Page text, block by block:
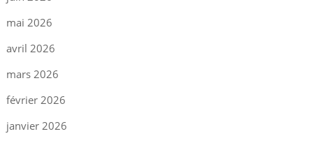
mai 2026
avril 2026
mars 2026
février 2026
janvier 2026